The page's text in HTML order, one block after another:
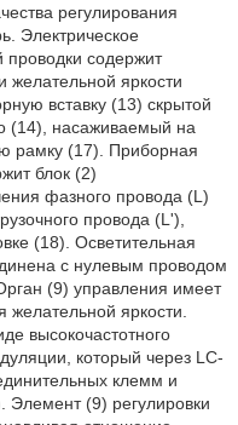
регулирования
Электрическое
проводки содержит
желательной яркости
вставку (13) скрытой
(14), насаживаемый на
рамку (17). Приборная
блок (2)
фазного провода (L)
провода (L'),
(18). Осветительная
с нулевым проводом
(9) управления имеет
желательной яркости.
высокочастотного
который через LC-
клемм и
Элемент (9) регулировки